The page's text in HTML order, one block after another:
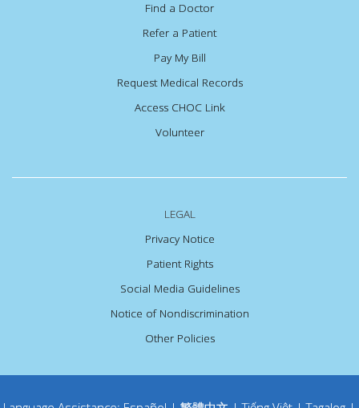
Find a Doctor
Refer a Patient
Pay My Bill
Request Medical Records
Access CHOC Link
Volunteer
LEGAL
Privacy Notice
Patient Rights
Social Media Guidelines
Notice of Nondiscrimination
Other Policies